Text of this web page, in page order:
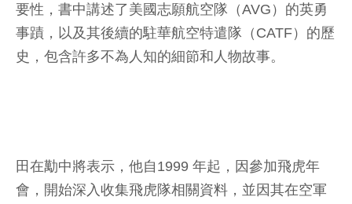
要性，書中講述了美國志願航空隊（AVG）的英勇
事蹟，以及其後續的駐華航空特遣隊（CATF）的歷
史，包含許多不為人知的細節和人物故事。
田在勱中將表示，他自1999 年起，因參加飛虎年
會，開始深入收集飛虎隊相關資料，並因其在空軍